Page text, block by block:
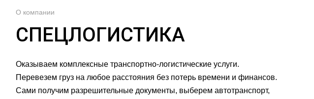
О компании
СПЕЦЛОГИСТИКА
Оказываем комплексные транспортно-логистические услуги.
Перевезем груз на любое расстояния без потерь времени и финансов.
Сами получим разрешительные документы, выберем автотранспорт,